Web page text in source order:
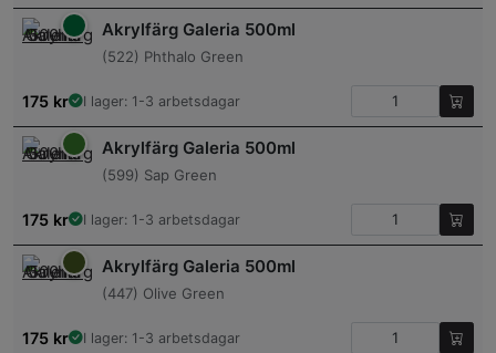
Akrylfärg Galeria 500ml
(522) Phthalo Green
175 kr I lager: 1-3 arbetsdagar
Akrylfärg Galeria 500ml
(599) Sap Green
175 kr I lager: 1-3 arbetsdagar
Akrylfärg Galeria 500ml
(447) Olive Green
175 kr I lager: 1-3 arbetsdagar